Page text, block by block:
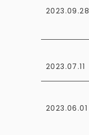
2023.09.28
2023.07.11
2023.06.01